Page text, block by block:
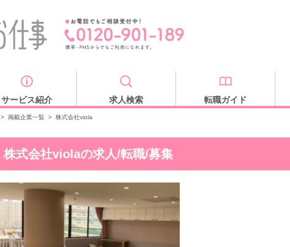
サービス紹介 求人検索 転職ガイド
> 掲載企業一覧 > 株式会社viola
株式会社violaの求人/転職/募集